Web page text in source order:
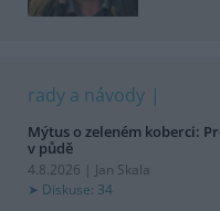
rady a návody
Mýtus o zeleném koberci:
v půdě
4.8.2026 | Jan Skala
Diskuse: 34